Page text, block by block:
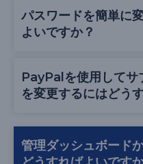
パスワードを簡単に
よいですか？
PayPalを使用してサ
を変更するにはどう
管理ダッシュボード